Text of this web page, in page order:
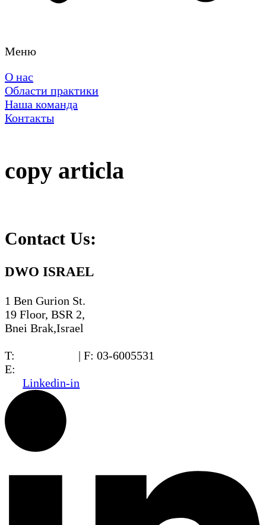
Меню
О нас
Области практики
Наша команда
Контакты
copy articla
Contact Us:
DWO ISRAEL
1 Ben Gurion St.
19 Floor, BSR 2,
Bnei Brak,Israel
T:
| F: 03-6005531
E:
Linkedin-in